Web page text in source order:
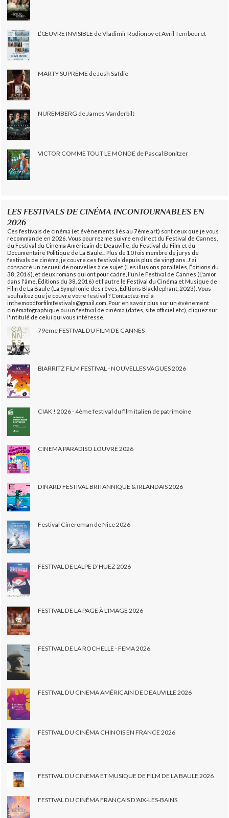
L’ŒUVRE INVISIBLE de Vladimir Rodionov et Avril Tembouret
MARTY SUPRÊME de Josh Safdie
NUREMBERG de James Vanderbilt
VICTOR COMME TOUT LE MONDE de Pascal Bonitzer
LES FESTIVALS DE CINÉMA INCONTOURNABLES EN
2026
Ces festivals de cinéma (et évènements liés au 7ème art) sont ceux que je vous
recommande en 2026. Vous pourrez me suivre en direct du Festival de Cannes,
du Festival du Cinéma Américain de Deauville, du Festival du Film et du
Documentaire Politique de La Baule... Plus de 10 fois membre de jurys de
festivals de cinéma, je couvre ces festivals depuis plus de vingt ans. J'ai
consacré un recueil de nouvelles à ce sujet (Les illusions parallèles, Éditions du
38, 2016), et deux romans qui ont pour cadre, l'un le Festival de Cannes (L'amor
dans l'âme, Éditions du 38, 2016) et l'autre le Festival du Cinéma et Musique de
Film de La Baule (La Symphonie des rêves, Éditions Blacklephant, 2023). Vous
souhaitez que je couvre votre festival ? Contactez-moi à
inthemoodforfilmfestivals@gmail.com. Pour en savoir plus sur un évènement
cinématographique ou un festival de cinéma (dates, site officiel etc), cliquez sur
l'intitulé de celui qui vous intéresse.
79ème FESTIVAL DU FILM DE CANNES
BIARRITZ FILM FESTIVAL - NOUVELLES VAGUES 2026
CIAK ! 2026 - 4ème festival du film italien de patrimoine
CINEMA PARADISO LOUVRE 2026
DINARD FESTIVAL BRITANNIQUE & IRLANDAIS 2026
Festival Cinéroman de Nice 2026
FESTIVAL DE L'ALPE D'HUEZ 2026
FESTIVAL DE LA PAGE À L'IMAGE 2026
FESTIVAL DE LA ROCHELLE - FEMA 2026
FESTIVAL DU CINEMA AMÉRICAIN DE DEAUVILLE 2026
FESTIVAL DU CINÉMA CHINOIS EN FRANCE 2026
FESTIVAL DU CINEMA ET MUSIQUE DE FILM DE LA BAULE 2026
FESTIVAL DU CINÉMA FRANÇAIS D'AIX-LES-BAINS